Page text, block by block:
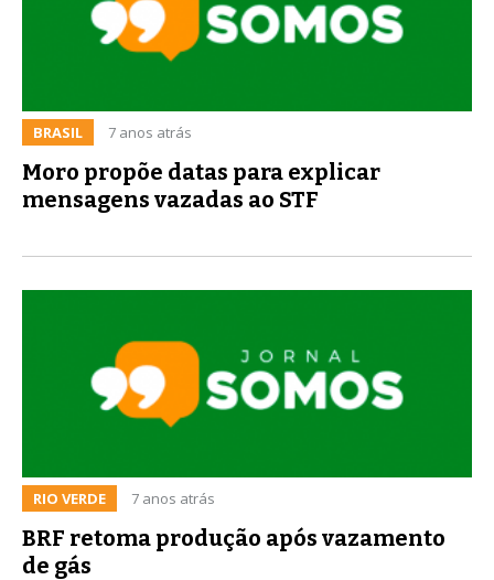
BRASIL 7 anos atrás
Moro propõe datas para explicar
mensagens vazadas ao STF
RIO VERDE 7 anos atrás
BRF retoma produção após vazamento
de gás